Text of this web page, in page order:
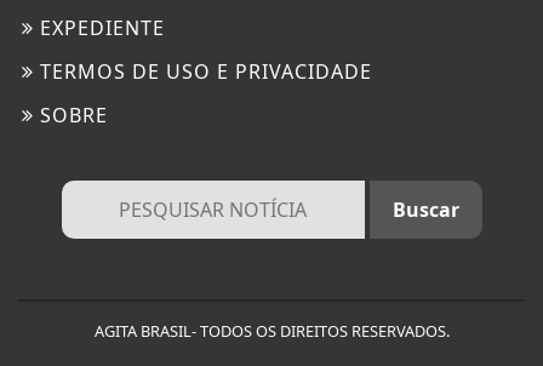
EXPEDIENTE
TERMOS DE USO E PRIVACIDADE
SOBRE
AGITA BRASIL- TODOS OS DIREITOS RESERVADOS.